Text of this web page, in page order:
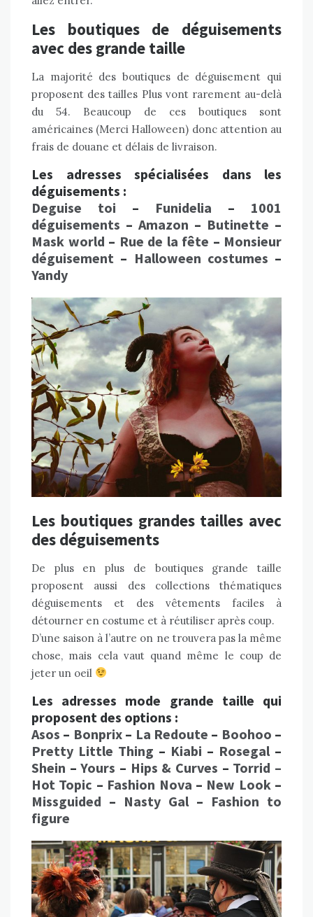
Les boutiques de déguisements
avec des grande taille
La majorité des boutiques de déguisement qui
proposent des tailles Plus vont rarement au-delà
du 54. Beaucoup de ces boutiques sont
américaines (Merci Halloween) donc attention au
frais de douane et délais de livraison.
Les adresses spécialisées dans les
déguisements :
Deguise toi – Funidelia – 1001
déguisements – Amazon – Butinette –
Mask world – Rue de la fête – Monsieur
déguisement – Halloween costumes –
Yandy
Les boutiques grandes tailles avec
des déguisements
De plus en plus de boutiques grande taille
proposent aussi des collections thématiques
déguisements et des vêtements faciles à
détourner en costume et à réutiliser après coup.
D’une saison à l’autre on ne trouvera pas la même
chose, mais cela vaut quand même le coup de
jeter un oeil
Les adresses mode grande taille qui
proposent des options :
Asos – Bonprix– La Redoute – Boohoo –
Pretty Little Thing – Kiabi – Rosegal –
Shein –Yours – Hips & Curves – Torrid –
Hot Topic – Fashion Nova – New Look –
Missguided – Nasty Gal – Fashion to
figure